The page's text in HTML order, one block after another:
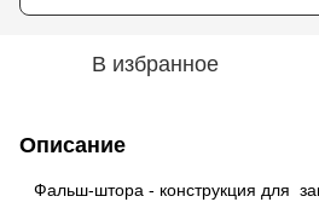
В избранное
Описание
Фальш-штора - конструкция для